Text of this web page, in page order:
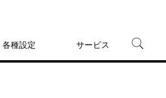
各種設定 サービス